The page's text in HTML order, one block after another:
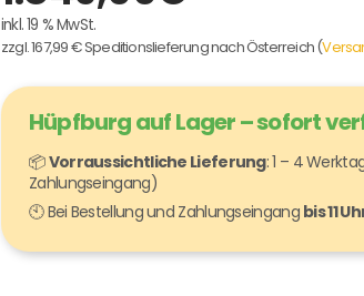
inkl. 19 % MwSt.
zzgl. 167,99 € Speditionslieferung nach Österreich (
Hüpfburg auf Lager – sofort
📦Vorraussichtliche Lieferung: 1 – 4
Zahlungseingang)
🕙 Bei Bestellung und Zahlungseingang bis 11